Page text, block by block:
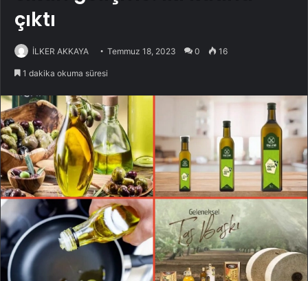
çıktı
İLKER AKKAYA Temmuz 18, 2023 0 16
1 dakika okuma süresi